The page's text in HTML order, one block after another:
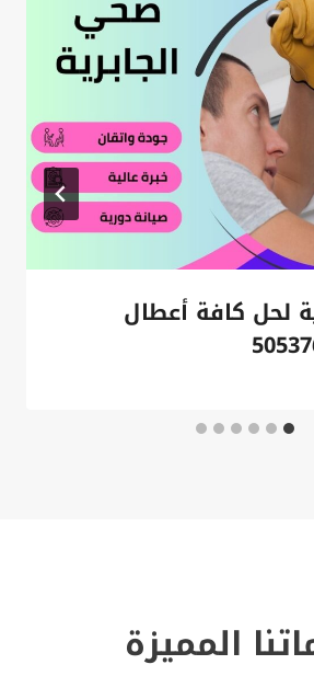
لحل كافة أعطال
المميزة